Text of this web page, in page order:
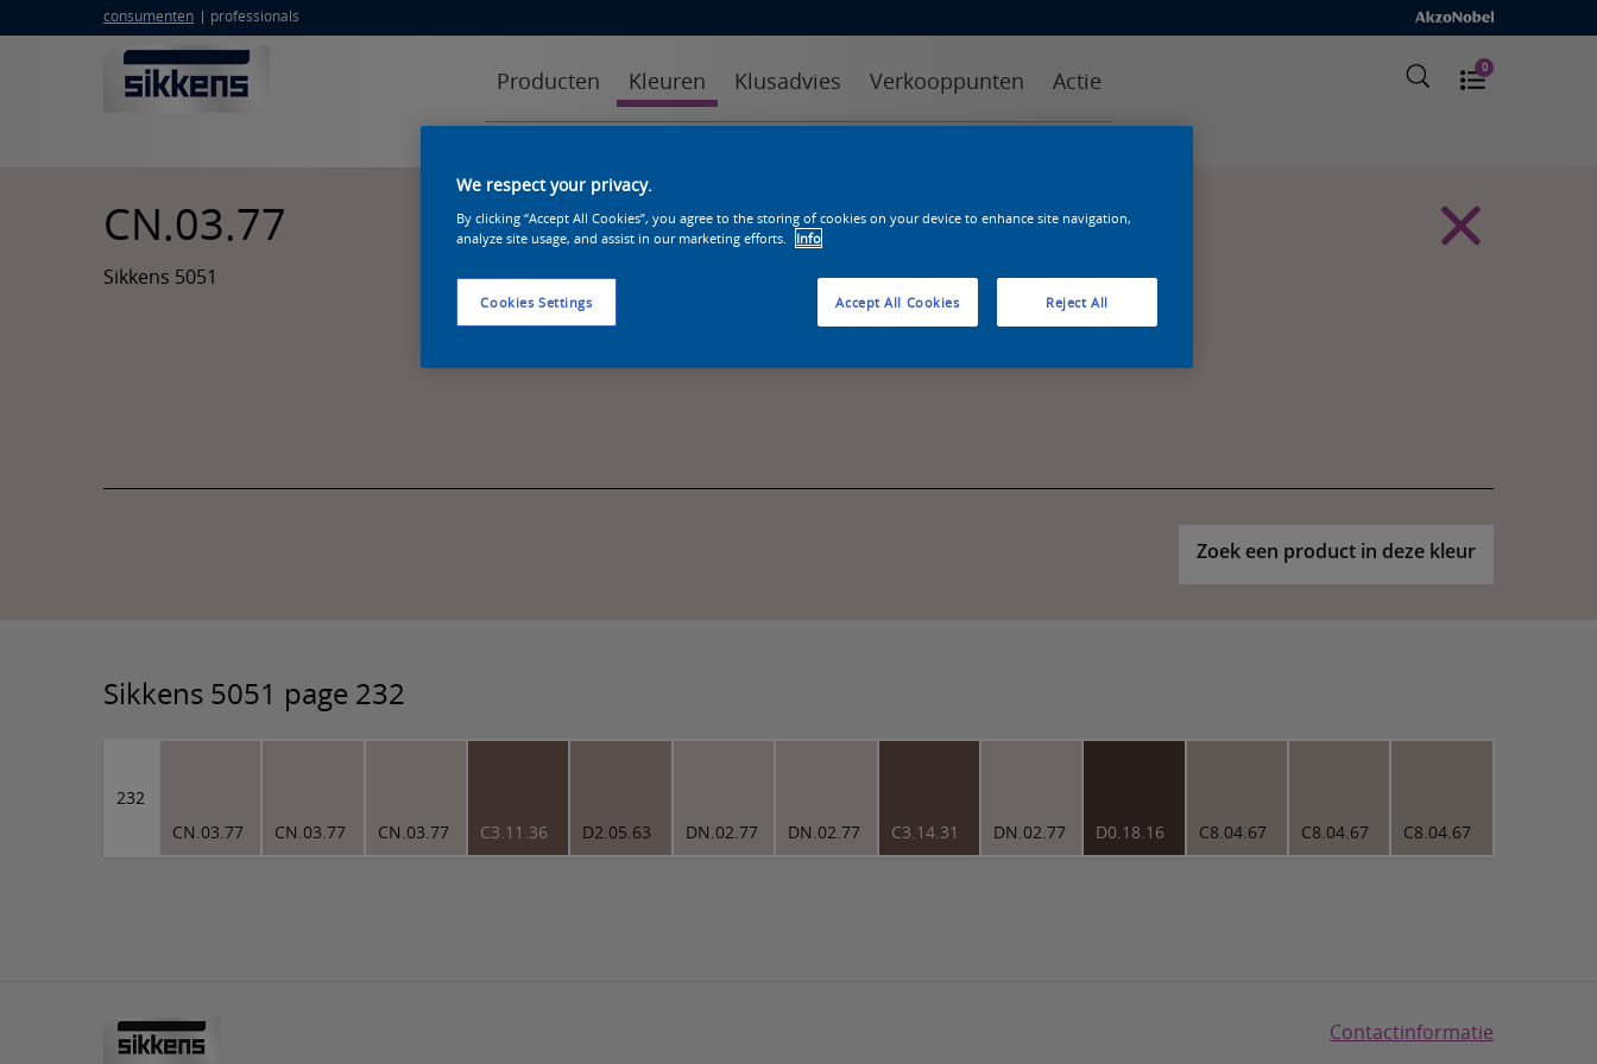
consumenten professionals
Producten Kleuren Klusadvies Verkooppunten Actie 0
CN.03.77
Sikkens 5051
Zoek een product in deze kleur
Sikkens 5051 page 232
232
CN.03.77
CN.03.77 CN.03.77 C3.11.36 D2.05.63 DN.02.77 DN.02.77 C3.14.31 DN.02.77 D0.18.16 C8.04.67 C8.04.67 C8.04.67
Contactinformatie
We respect your privacy.
By clicking “Accept All Cookies”, you agree to the storing of cookies on your device to enhance site navigation,
analyze site usage, and assist in our marketing efforts.
Info
Cookies Settings Reject All
Accept All Cookies